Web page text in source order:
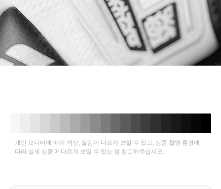
개인 모니터에 따라 색상, 질감이 다르게 보일 수 있고, 상품 촬영 환경에
따라 실제 상품과 다르게 보일 수 있는 점 참고해주십시오.